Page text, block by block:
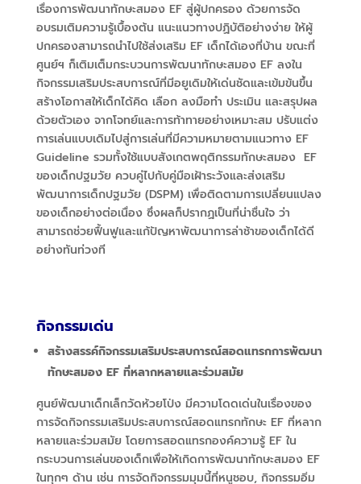
เรื่องการพัฒนาทักษะสมอง EF สู่ผู้ปกครอง ด้วยการจัด
อบรมเติมความรู้เบื้องต้น แนะแนวทางปฏิบัติอย่างง่าย ให้ผู้
ปกครองสามารถนำไปใช้ส่งเสริม EF เด็กได้เองที่บ้าน ขณะที่
ศูนย์ฯ ก็เติมเต็มกระบวนการพัฒนาทักษะสมอง EFลงใน
กิจกรรมเสริมประสบการณ์ที่มีอยูเดิมให้เด่นชัดและเข้มข้นขึ้น
สร้างโอกาสให้เด็กได้คิด เลือก ลงมือทำ ประเมิน และสรุปผล
ด้วยตัวเอง จากโจทย์และการท้าทายอย่างเหมาะสม ปรับแต่ง
การเล่นแบบเดิมไปสู่การเล่นที่มีความหมายตามแนวทาง EF
Guideline รวมทั้งใช้แบบสังเกตพฤติกรรมทักษะสมอง EF
ของเด็กปฐมวัย ควบคู่ไปกับคู่มือเฝ้าระวังและส่งเสริม
พัฒนาการเด็กปฐมวัย (DSPM) เพื่อติดตามการเปลี่ยนแปลง
ของเด็กอย่างต่อเนื่อง ซึ่งผลก็ปรากฏเป็นที่น่าชื่นใจ ว่า
สามารถช่วยฟื้นฟูและแก้ปัญหาพัฒนาการล่าช้าของเด็กได้ดี
อย่างทันท่วงที
กิจกรรมเด่น
สร้างสรรค์กิจกรรมเสริมประสบการณ์สอดแทรกการพัฒนา
ทักษะสมอง EFที่หลากหลายและร่วมสมัย
ศูนย์พัฒนาเด็กเล็กวัดห้วยโป่ง มีความโดดเด่นในเรื่องของ
การจัดกิจกรรมเสริมประสบการณ์สอดแทรกทักษะ EF ที่หลาก
หลายและร่วมสมัย โดยการสอดแทรกองค์ความรู้ EF ใน
กระบวนการเล่นของเด็กเพื่อให้เกิดการพัฒนาทักษะสมอง EF
ในทุกๆ ด้าน เช่น การจัดกิจกรรมมุมนี้ที่หนูชอบ, กิจกรรมอิ่ม